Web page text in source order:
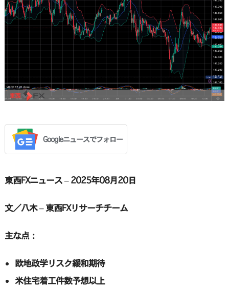
Googleニュースでフォロー
東西FXニュース – 2025年08月20日
文／八木 – 東西FXリサーチチーム
主な点：
欧地政学リスク緩和期待
米住宅着工件数予想以上